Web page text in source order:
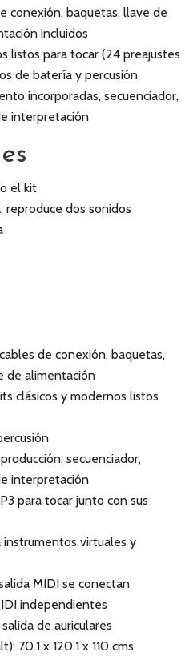
conexión, baquetas, llave de
incluidos
listos para tocar (24 preajustes
de batería y percusión
incorporadas, secuenciador,
interpretación
el kit
reproduce dos sonidos
de conexión, baquetas,
de alimentación
clásicos y modernos listos
secuenciador,
interpretación
para tocar junto con sus
instrumentos virtuales y
MIDI se conectan
independientes
de auriculares
70.1 x 120.1 x 110 cms